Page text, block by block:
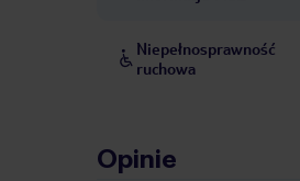
Niepełnosprawność
ruchowa
Opinie